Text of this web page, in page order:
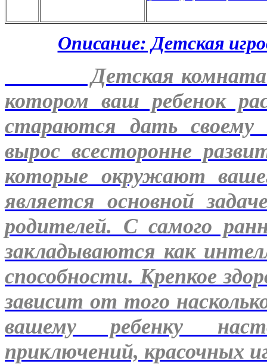
Описание: Детская
Детская комната –
котором ваш ребенок
стараются дать
вырос всесторонне
которые окружают
является основной
родителей. С самого
закладываются как
способности. Крепкое
зависит от того
вашему ребенку
приключений, красочных